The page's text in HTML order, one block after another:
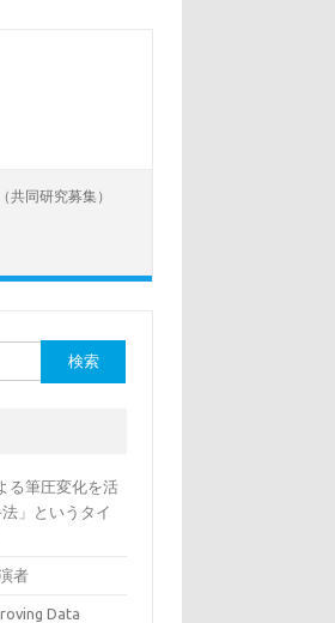
共同研究募集）
る筆圧変化を活
」というタイ
者
Data